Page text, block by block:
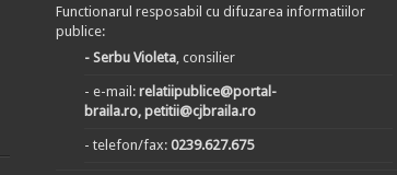
Functionarul resposabil cu difuzarea informatiilor
publice:
- Serbu Violeta, consilier
- e-mail: relatiipublice@portal-
braila.ro, petitii@cjbraila.ro
- telefon/fax: 0239.627.675